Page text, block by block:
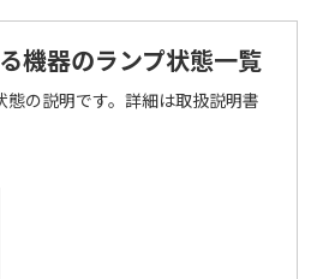
機器のランプ状態一覧
の説明です。詳細は取扱説明書